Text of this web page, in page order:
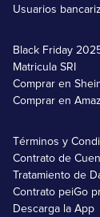
Usuarios
Black Friday
Matricula SRI
Comprar en
Comprar en
Términos y
Contrato de
Tratamiento de
Contrato peiGo
Descarga la App